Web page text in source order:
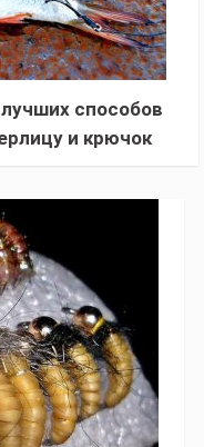
способов
и крючок